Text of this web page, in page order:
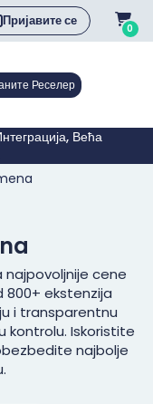
Пријавите се 0
Реселер
Већа
najpovoljnije cene
800+ ekstenzija
i transparentnu
kontrolu. Iskoristite
najbolje